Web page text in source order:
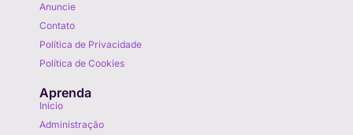
Anuncie
Contato
Política de Privacidade
Política de Cookies
Aprenda
Início
Administração